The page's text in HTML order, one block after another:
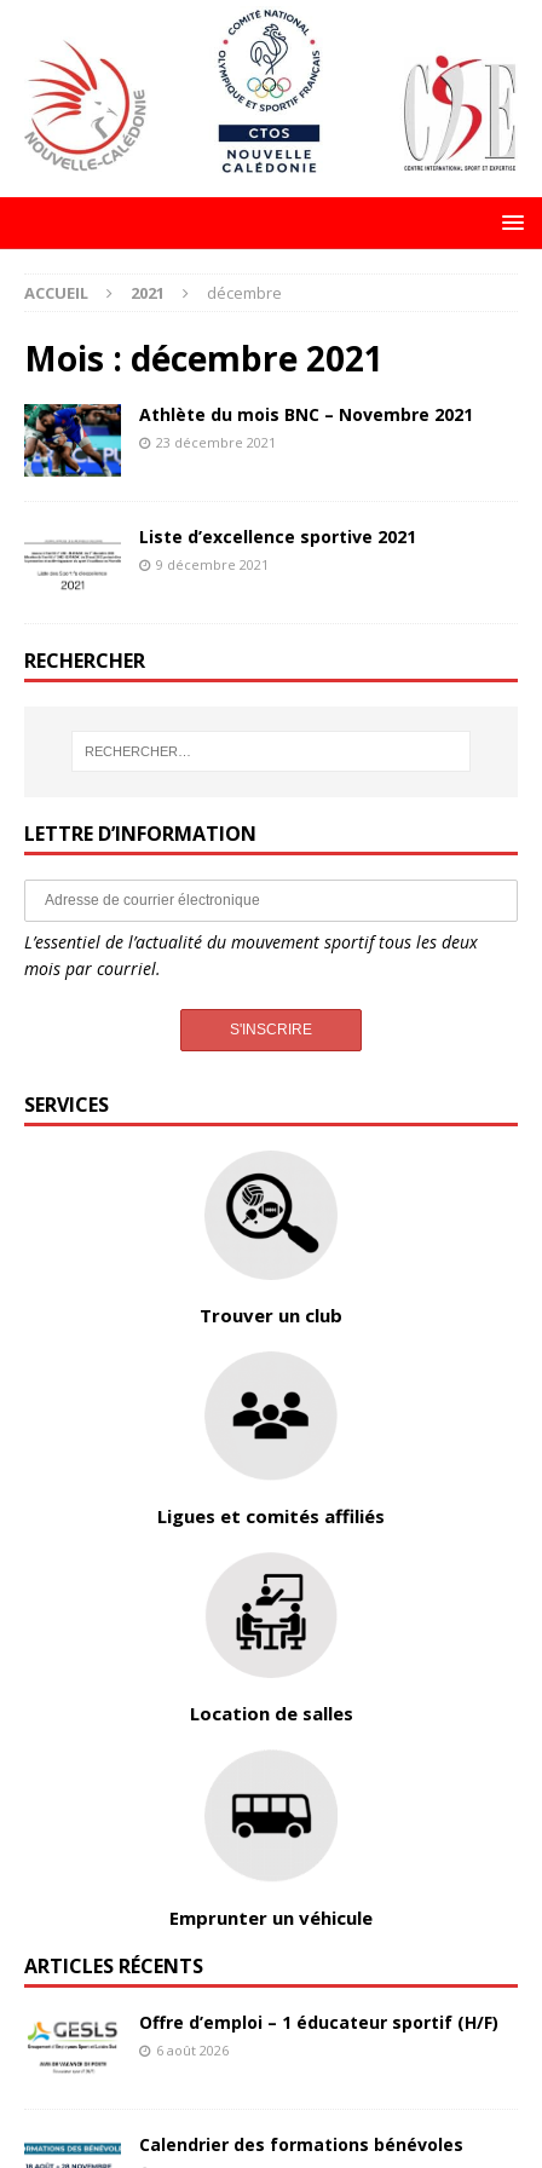
ACCUEIL 2021 décembre
Mois : décembre 2021
Athlète du mois BNC – Novembre 2021
23 décembre 2021
Liste d’excellence sportive 2021
9 décembre 2021
RECHERCHER
LETTRE D’INFORMATION
L’essentiel de l’actualité du mouvement sportif tous les deux
mois par courriel.
SERVICES
Trouver un club
Ligues et comités affiliés
Location de salles
Emprunter un véhicule
ARTICLES RÉCENTS
Offre d’emploi – 1 éducateur sportif (H/F)
6 août 2026
Calendrier des formations bénévoles